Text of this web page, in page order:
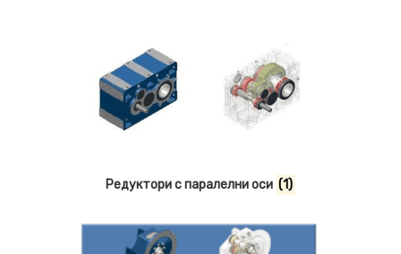
Редуктори с паралелни оси (1)